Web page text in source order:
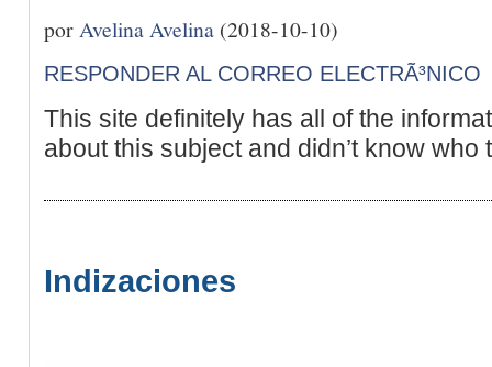
por Avelina Avelina (2018-10-10)
RESPONDER AL CORREO ELECTRÃ³NICO
This site definitely has all of the
about this subject and didn’t know who
Indizaciones